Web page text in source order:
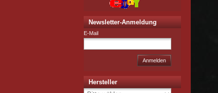
Newsletter-Anmeldung
E-Mail
Anmelden
Hersteller